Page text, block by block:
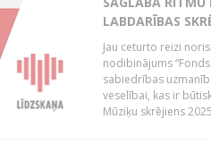
LABDARĪBAS
Jau ceturto reizi
nodibinājums
sabiedrības
veselībai, kas ir
Mūziķu skrējiens